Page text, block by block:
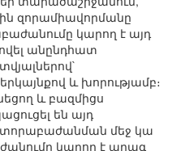
զորամիավորմանը
կարող է այդ
անընդհատ
և խորությամբ։
և բազմիցս
են այդ
մեջ կա
կարող է արագ